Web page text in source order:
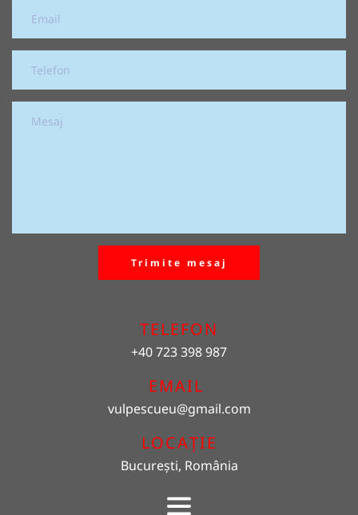
Trimite mesaj
TELEFON
+40 723 398 987
EMAIL
vulpescueu@gmail.com
LOCAȚIE
București, România